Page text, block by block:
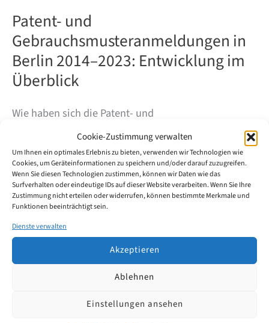
Cookie-Zustimmung verwalten
Um Ihnen ein optimales Erlebnis zu bieten, verwenden wir Technologien wie
Cookies, um Geräteinformationen zu speichern und/oder darauf zuzugreifen.
Wenn Sie diesen Technologien zustimmen, können wir Daten wie das
Surfverhalten oder eindeutige IDs auf dieser Website verarbeiten. Wenn Sie Ihre
Zustimmung nicht erteilen oder widerrufen, können bestimmte Merkmale und
Funktionen beeinträchtigt sein.
Dienste verwalten
Akzeptieren
Ablehnen
Einstellungen ansehen
Patent- und
Gebrauchsmusteranmeldungen in
Berlin 2014–2023: Entwicklung im
Überblick
Wie haben sich die Patent- und
Gebrauchsmusteranmeldungen in Berlin in den
vergangenen zehn Jahren entwickelt? Unsere
Auswertung der DPMA-Daten zeigt: Nach einem sehr
hohen Niveau Mitte der 2010er-Jahre ist die Zahl der
Anmeldungen spürbar zurückgegangen – 2023 ist
allerdings wieder eine leichte Erholung zu erkennen.
und
Gebrauchsmusteranmeldungen